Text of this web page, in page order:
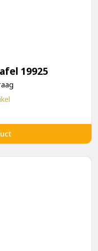
19925